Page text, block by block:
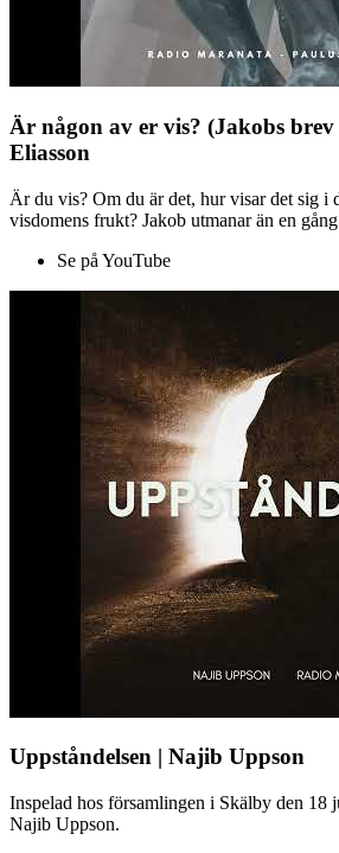
Är någon av er vis? (Jakobs
Eliasson
Är du vis? Om du är det, hur visar det sig i
visdomens frukt? Jakob utmanar än en
Se på YouTube
Uppståndelsen | Najib Uppson
Inspelad hos församlingen i Skälby den 18
Najib Uppson.